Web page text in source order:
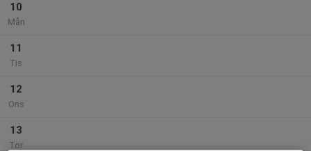
10
Mån
11
Tis
12
Ons
13
Tor